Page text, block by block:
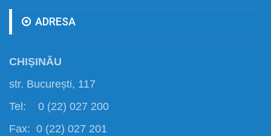
ADRESA
CHIȘINĂU
str. București, 117
Tel: 0 (22) 027 200
Fax: 0 (22) 027 201